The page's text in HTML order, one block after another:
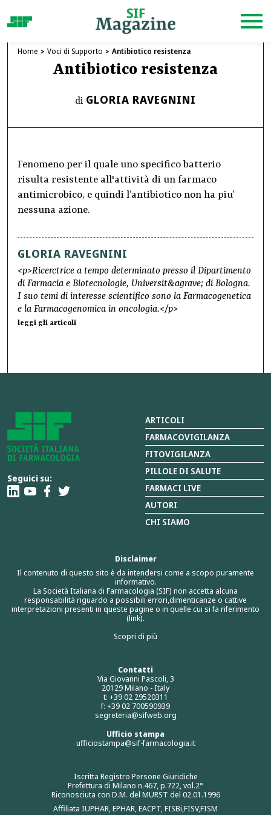
Home Voci di Supporto Antibiotico resistenza
Antibiotico resistenza
di GLORIA RAVEGNINI
Fenomeno per il quale uno specifico batterio
risulta resistente all'attività di un farmaco
antimicrobico, e quindi l’antibiotico non ha piu’
nessuna azione.
GLORIA RAVEGNINI
<p>Ricerctrice a tempo determinato presso il Dipartimento
di Farmacia e Biotecnologie, Universit&agrave; di Bologna.
I suo temi di interesse scientifico sono la Farmacogenetica
e la Farmacogenomica in oncologia.</p>
leggi gli articoli
Seguici su:
Contatti
Via Giovanni Pascoli, 3
20129 Milano - Italy
t: +39 02 29520311
f: +39 02 700590939
segreteria@sifweb.org
Ufficio stampa
ufficiostampa@sif-farmacologia.it
Iscritta Registro Persone Giuridiche
Prefettura di Milano n.467, p.722, vol.2°
Riconosciuta con D.M. del MURST del 02.01.1996
Affiliata IUPHAR, EPHAR, EACPT, FISBi,FISV,FISM
Disclaimer
Il contenuto di questo sito è da intendersi come a scopo puramente
informativo.
La Società Italiana di Farmacologia (SIF) non accetta alcuna
responsabilità riguardo a possibili errori,dimenticanze o cattive
interpretazioni presenti in queste pagine o in quelle cui si fa riferimento
(link).
Scopri di più
ARTICOLI
FARMACOVIGILANZA
FITOVIGILANZA
PILLOLE DI SALUTE
FARMACI LIVE
AUTORI
CHI SIAMO